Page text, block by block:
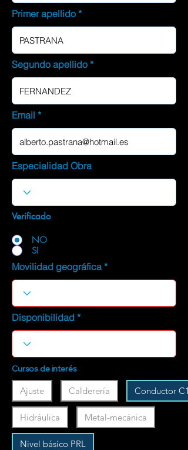
Primer apellido
Segundo apellido
Email
Especialidad Obra
Verificado
NO
SI
Movilidad geográfica
Disponibilidad
Cursos de interés
Ajuste Calderería Conductor C1
Hidráulica Metal-mecánica
Nivel básico PRL